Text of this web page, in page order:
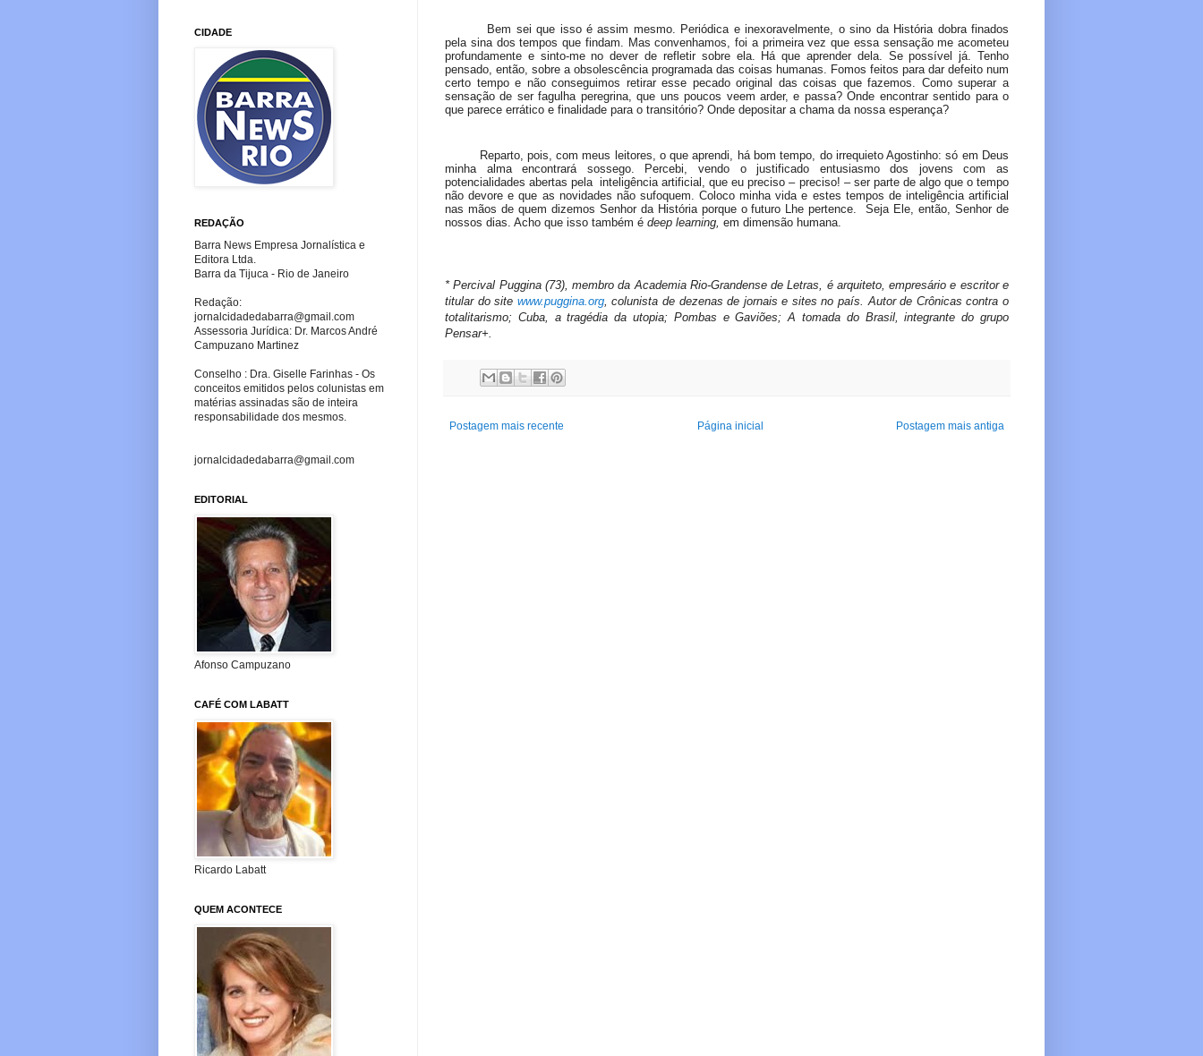
Bem sei que isso é assim mesmo. Periódica e inexoravelmente, o sino da História dobra finados
pela sina dos tempos que findam. Mas convenhamos, foi a primeira vez que essa sensação me acometeu
profundamente e sinto-me no dever de refletir sobre ela. Há que aprender dela. Se possível já. Tenho
pensado, então, sobre a obsolescência programada das coisas humanas. Fomos feitos para dar defeito num
certo tempo e não conseguimos retirar esse pecado original das coisas que fazemos. Como superar a
sensação de ser fagulha peregrina, que uns poucos veem arder, e passa? Onde encontrar sentido para o
que parece errático e finalidade para o transitório? Onde depositar a chama da nossa esperança?
Reparto, pois, com meus leitores, o que aprendi, há bom tempo, do irrequieto Agostinho: só em Deus
minha alma encontrará sossego. Percebi, vendo o justificado entusiasmo dos jovens com as
potencialidades abertas pela inteligência artificial, que eu preciso – preciso! – ser parte de algo que o tempo
não devore e que as novidades não sufoquem. Coloco minha vida e estes tempos de inteligência artificial
nas mãos de quem dizemos Senhor da História porque o futuro Lhe pertence. Seja Ele, então, Senhor de
nossos dias. Acho que isso também é deep learning, em dimensão humana.
* Percival Puggina (73), membro da Academia Rio-Grandense de Letras, é arquiteto, empresário e escritor e
titular do site www.puggina.org, colunista de dezenas de jornais e sites no país. Autor de Crônicas contra o
totalitarismo; Cuba, a tragédia da utopia; Pombas e Gaviões; A tomada do Brasil, integrante do grupo
Pensar+.
Postagem mais recente Postagem mais antiga
Página inicial
CIDADE
REDAÇÃO
Barra News Empresa Jornalística e
Editora Ltda.
Barra da Tijuca - Rio de Janeiro
Redação:
jornalcidadedabarra@gmail.com
Assessoria Jurídica: Dr. Marcos André
Campuzano Martinez
Conselho : Dra. Giselle Farinhas - Os
conceitos emitidos pelos colunistas em
matérias assinadas são de inteira
responsabilidade dos mesmos.
jornalcidadedabarra@gmail.com
EDITORIAL
Afonso Campuzano
CAFÉ COM LABATT
Ricardo Labatt
QUEM ACONTECE